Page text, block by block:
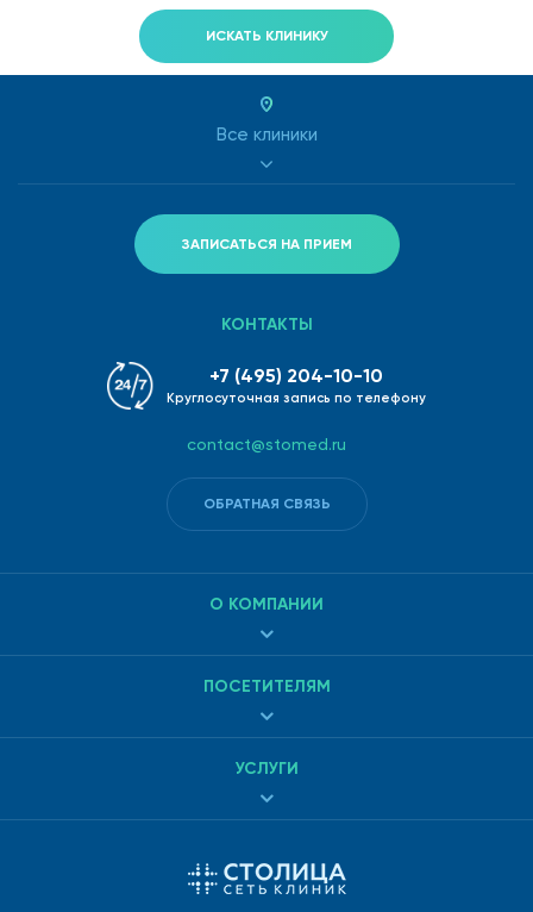
ИСКАТЬ КЛИНИКУ
Все клиники
ЗАПИСАТЬСЯ НА ПРИЕМ
О КОМПАНИИ
ПОСЕТИТЕЛЯМ
УСЛУГИ
КОНТАКТЫ
+7 (495) 204-10-10
Круглосуточная запись по телефону
contact@stomed.ru
ОБРАТНАЯ СВЯЗЬ